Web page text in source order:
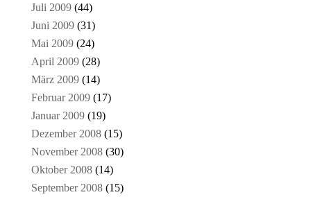
Juli 2009(44)
Juni 2009(31)
Mai 2009(24)
April 2009(28)
März 2009(14)
Februar 2009(17)
Januar 2009(19)
Dezember 2008(15)
November 2008(30)
Oktober 2008(14)
September 2008(15)